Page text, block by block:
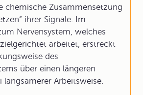
chemische Zusammensetzung
ihrer Signale. Im
Nervensystem, welches
arbeitet, erstreckt
des
über einen längeren
langsamerer Arbeitsweise.